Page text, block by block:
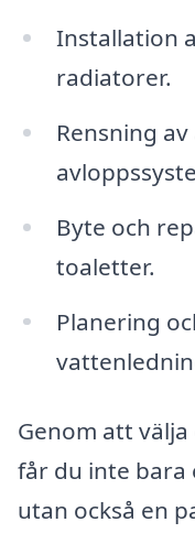
Installation
radiatorer.
Rensning
Byte och
toaletter.
Planering
Genom att
får du inte bara
utan också en